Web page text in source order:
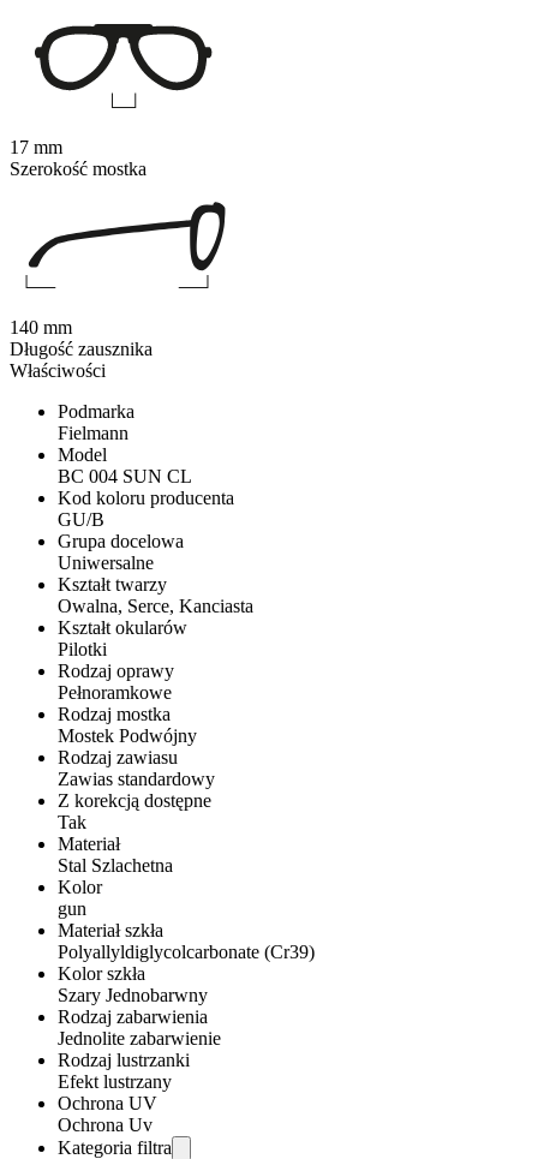
Właściwości
Podmarka
Fielmann
Model
BC 004 SUN CL
Kod koloru producenta
GU/B
Grupa docelowa
Uniwersalne
Kształt twarzy
Owalna, Serce, Kanciasta
Kształt okularów
Pilotki
Rodzaj oprawy
Pełnoramkowe
Rodzaj mostka
Mostek Podwójny
Rodzaj zawiasu
Zawias standardowy
Z korekcją dostępne
Tak
Materiał
Stal Szlachetna
Kolor
gun
Materiał szkła
Polyallyldiglycolcarbonate (Cr39)
Kolor szkła
Szary Jednobarwny
Rodzaj zabarwienia
Jednolite zabarwienie
Rodzaj lustrzanki
Efekt lustrzany
Ochrona UV
Ochrona Uv
Kategoria filtra
17 mm
Szerokość mostka
140 mm
Długość zausznika